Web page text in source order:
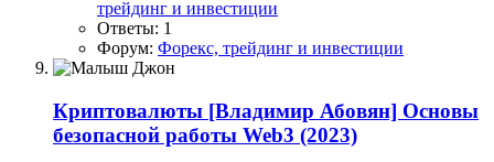
трейдинг и инвестиции
Ответы: 1
Форум: Форекс, трейдинг и инвестиции
Криптовалюты [Владимир Абовян] Основы
безопасной работы Web3 (2023)